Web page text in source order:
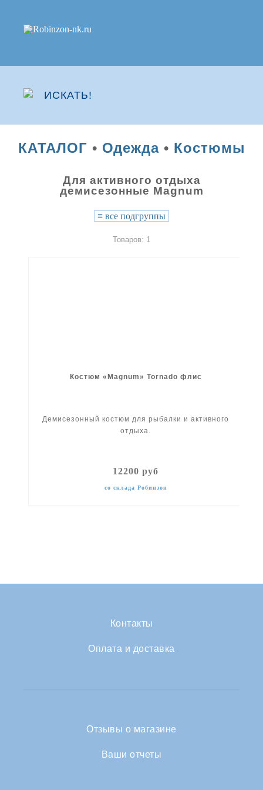
КАТАЛОГ • Одежда• Костюмы
Для активного отдыха
демисезонные Magnum
≡ все подгруппы
Товаров: 1
Костюм «Magnum» Tornado флис
Демисезонный костюм для рыбалки и активного
отдыха.
12200 руб
со склада Робинзон
Контакты
Оплата и доставка
Отзывы о магазине
Ваши отчеты